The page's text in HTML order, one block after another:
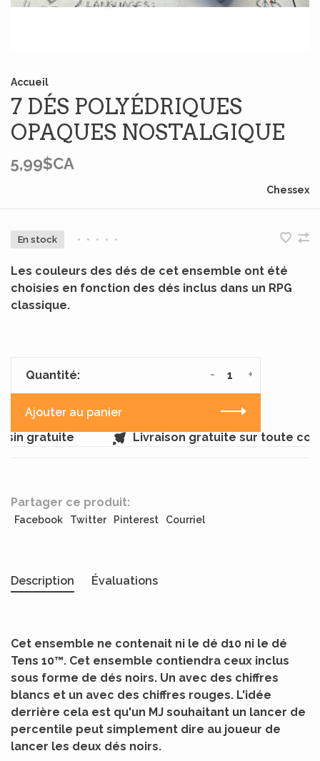
Accueil
7 DÉS POLYÉDRIQUES
OPAQUES NOSTALGIQUE
5,99$CA
Chessex
En stock • • • • •
Les couleurs des dés de cet ensemble ont été
choisies en fonction des dés inclus dans un RPG
classique.
Quantité: +
-
Ajouter au panier
gratuite
Livraison gratuite sur toute
Partager ce produit:
Facebook Twitter Pinterest Courriel
Description Évaluations
Cet ensemble ne contenait ni le dé d10 ni le dé
Tens 10™. Cet ensemble contiendra ceux inclus
sous forme de dés noirs. Un avec des chiffres
blancs et un avec des chiffres rouges. L'idée
derrière cela est qu'un MJ souhaitant un lancer de
percentile peut simplement dire au joueur de
lancer les deux dés noirs.